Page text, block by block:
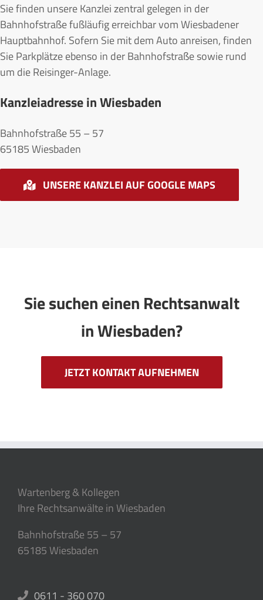
Sie finden unsere Kanzlei zentral gelegen in der
Bahnhofstraße fußläufig erreichbar vom Wiesbadener
Hauptbahnhof. Sofern Sie mit dem Auto anreisen, finden
Sie Parkplätze ebenso in der Bahnhofstraße sowie rund
um die Reisinger-Anlage.
Kanzleiadresse in Wiesbaden
Bahnhofstraße 55 – 57
65185 Wiesbaden
UNSERE KANZLEI AUF GOOGLE MAPS
Sie suchen einen Rechtsanwalt
in Wiesbaden?
JETZT KONTAKT AUFNEHMEN
Wartenberg & Kollegen
Ihre Rechtsanwälte in Wiesbaden
Bahnhofstraße 55 – 57
65185 Wiesbaden
0611 - 360 070